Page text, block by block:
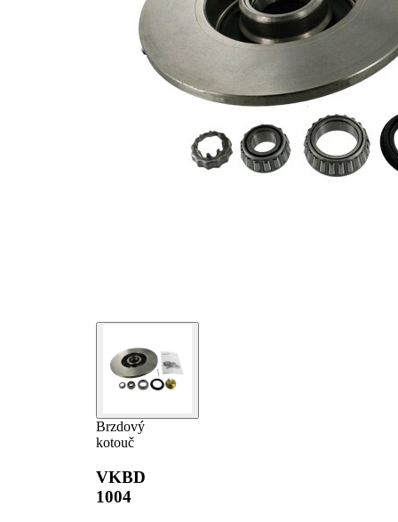
Brzdový
kotouč
VKBD
1004
kotouče
Vnější
průměr
226 mm
Doplňující
výrobek/info
integrovaným
ložiskem